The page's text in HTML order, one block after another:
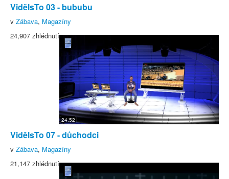
VidělsTo 03 - bububu
v Zábava, Magazíny
24,907 zhlédnutí
24:52
VidělsTo 07 - důchodci
v Zábava, Magazíny
21,147 zhlédnutí